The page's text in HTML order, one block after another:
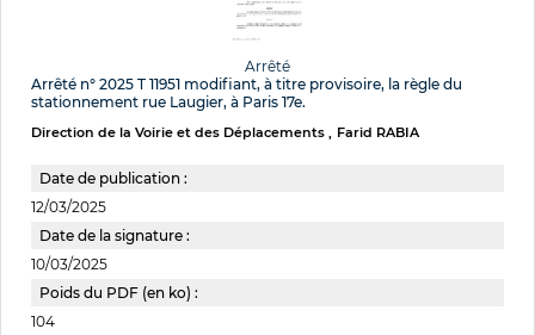
Arrêté
Arrêté n° 2025 T 11951 modifiant, à titre provisoire, la règle du
stationnement rue Laugier, à Paris 17e.
Direction de la Voirie et des Déplacements Farid RABIA
Date de publication :
12/03/2025
Date de la signature :
10/03/2025
Poids du PDF (en ko) :
104